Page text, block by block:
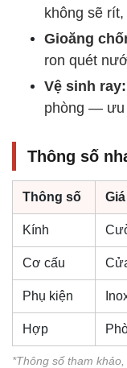
không sẽ rít,
Gioăng
ron quét
Vệ sinh ray:
phòng — ưu
Thông số
Thông số
Kính
Cơ cấu
Phụ kiện
Hợp
*Thông số tham